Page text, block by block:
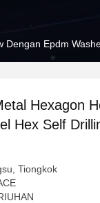
Dengan Epdm
Hexagon
Hex Self
Roofing Screw
Tiongkok